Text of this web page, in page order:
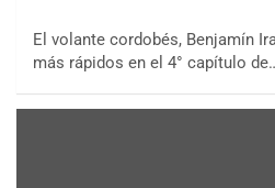
El volante cordobés, Benjamín
más rápidos en el 4° capítulo